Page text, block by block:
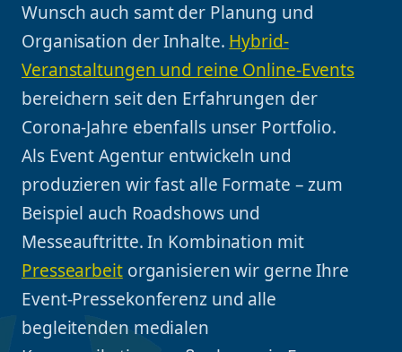
Wunsch auch samt der Planung und
Organisation der Inhalte. Hybrid-
Veranstaltungen und reine Online-Events
bereichern seit den Erfahrungen der
Corona-Jahre ebenfalls unser Portfolio.
Als Event Agentur entwickeln und
produzieren wir fast alle Formate – zum
Beispiel auch Roadshows und
Messeauftritte. In Kombination mit
Pressearbeitorganisieren wir gerne Ihre
Event-Pressekonferenz und alle
begleitenden medialen